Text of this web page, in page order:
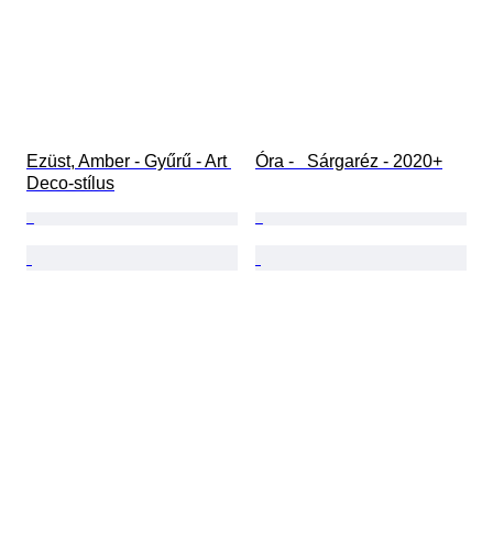
Ezüst, Amber - Gyűrű - Art
Deco-stílus
Óra -   Sárgaréz - 2020+